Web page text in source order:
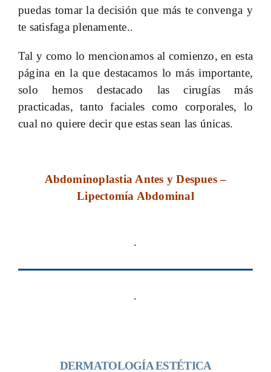
puedas tomar la decisión que más te convenga y
te satisfaga plenamente..
Tal y como lo mencionamos al comienzo, en esta
página en la que destacamos lo más importante,
solo hemos destacado las cirugías más
practicadas, tanto faciales como corporales, lo
cual no quiere decir que estas sean las únicas.
Abdominoplastia Antes y Despues –
Lipectomía Abdominal
.
.
DERMATOLOGÍA ESTÉTICA